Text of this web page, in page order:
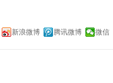
新浪微博 腾讯微博 微信